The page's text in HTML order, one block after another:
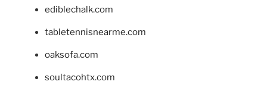
ediblechalk.com
tabletennisnearme.com
oaksofa.com
soultacohtx.com